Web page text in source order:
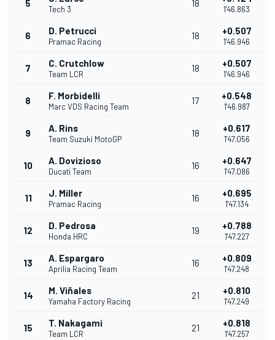
5
Tech 3
18
1'46.863
6 D. Petrucci
Pramac Racing
18 +0.507
1'46.946
7 C. Crutchlow
Team LCR
18 +0.507
1'46.946
8 F. Morbidelli
Marc VDS Racing Team
17 +0.548
1'46.987
9 A. Rins
Team Suzuki MotoGP
18 +0.617
1'47.056
10 A. Dovizioso
Ducati Team
16 +0.647
1'47.086
11 J. Miller
Pramac Racing
16 +0.695
1'47.134
12 D. Pedrosa
Honda HRC
19 +0.788
1'47.227
13 A. Espargaro
Aprilia Racing Team
16 +0.809
1'47.248
14 M. Viñales
Yamaha Factory Racing
21 +0.810
1'47.249
15 T. Nakagami
Team LCR
21 +0.818
1'47.257